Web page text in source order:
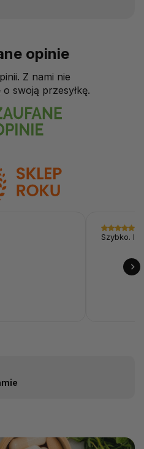
opinie
Z nami nie
swoją przesyłkę.
Szybko. I